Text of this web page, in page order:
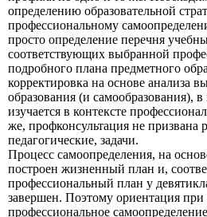
определению образовательной
профессиональному
просто определение перечня
соответствующих выбранной
подробного плана предметного
корректировка на основе анализа
образования (и самообразования),
изучается в контексте
же, профконсультация не призвана
педагогические, задачи.
Процесс самоопределения, на
построен жизненный план и,
профессиональный план у
завершен. Поэтому ориентация
профессиональное